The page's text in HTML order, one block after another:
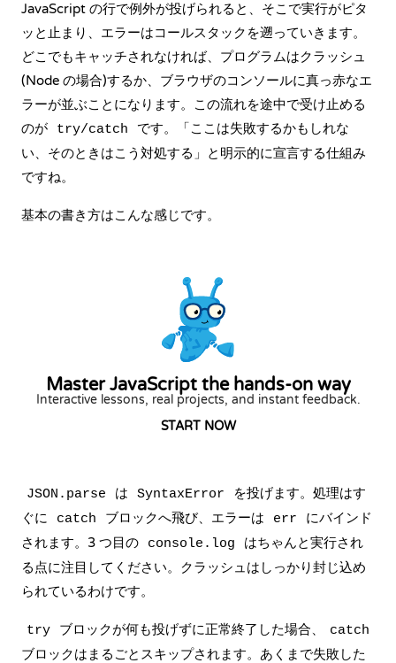
JavaScript の行で例外が投げられると、そこで実行がピタ
ッと止まり、エラーはコールスタックを遡っていきます。
どこでもキャッチされなければ、プログラムはクラッシュ
(Node の場合)するか、ブラウザのコンソールに真っ赤なエ
ラーが並ぶことになります。この流れを途中で受け止める
のが
try/catch
です。「ここは失敗するかもしれな
い、そのときはこう対処する」と明示的に宣言する仕組み
ですね。
基本の書き方はこんな感じです。
Master JavaScript the hands-on way
Interactive lessons, real projects, and instant feedback.
START NOW
JSON.parse は SyntaxError
を投げます。処理はす
ぐに
catch ブロックへ飛び、エラーは err
にバインド
されます。3 つ目の
console.log
はちゃんと実行され
る点に注目してください。クラッシュはしっかり封じ込め
られているわけです。
try ブロックが何も投げずに正常終了した場合、 catch
ブロックはまるごとスキップされます。あくまで失敗した